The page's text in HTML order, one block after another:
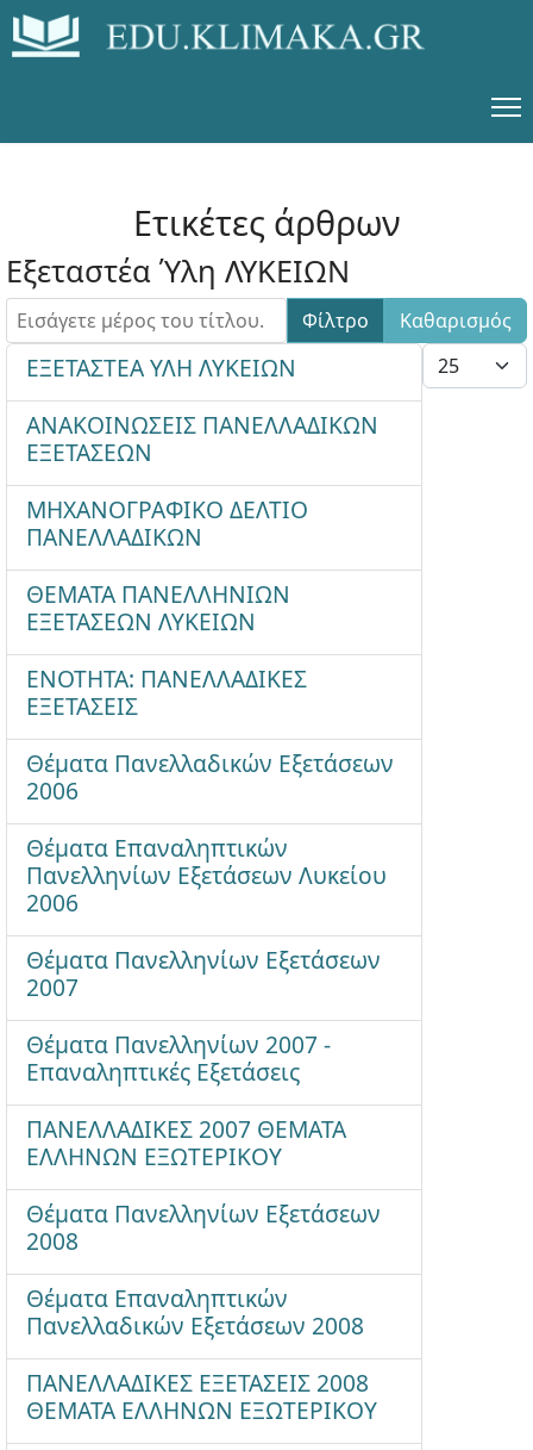
Ετικέτες άρθρων
Εξεταστέα Ύλη ΛΥΚΕΙΩΝ
Εισάγετε μέρος του τίτλου. Φίλτρο
Καθαρισμός
Εμφάνιση #
ΕΞΕΤΑΣΤΕΑ ΥΛΗ ΛΥΚΕΙΩΝ
ΑΝΑΚΟΙΝΩΣΕΙΣ ΠΑΝΕΛΛΑΔΙΚΩΝ
ΕΞΕΤΑΣΕΩΝ
ΜΗΧΑΝΟΓΡΑΦΙΚΟ ΔΕΛΤΙΟ
ΠΑΝΕΛΛΑΔΙΚΩΝ
ΘΕΜΑΤΑ ΠΑΝΕΛΛΗΝΙΩΝ
ΕΞΕΤΑΣΕΩΝ ΛΥΚΕΙΩΝ
ΕΝΟΤΗΤΑ: ΠΑΝΕΛΛΑΔΙΚΕΣ
ΕΞΕΤΑΣΕΙΣ
Θέματα Πανελλαδικών Εξετάσεων
2006
Θέματα Επαναληπτικών
Πανελληνίων Εξετάσεων Λυκείου
2006
Θέματα Πανελληνίων Εξετάσεων
2007
Θέματα Πανελληνίων 2007 -
Επαναληπτικές Εξετάσεις
ΠΑΝΕΛΛΑΔΙΚΕΣ 2007 ΘΕΜΑΤΑ
ΕΛΛΗΝΩΝ ΕΞΩΤΕΡΙΚΟΥ
Θέματα Πανελληνίων Εξετάσεων
2008
Θέματα Επαναληπτικών
Πανελλαδικών Εξετάσεων 2008
ΠΑΝΕΛΛΑΔΙΚΕΣ ΕΞΕΤΑΣΕΙΣ 2008
ΘΕΜΑΤΑ ΕΛΛΗΝΩΝ ΕΞΩΤΕΡΙΚΟΥ